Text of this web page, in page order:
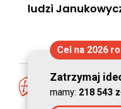
ludzi
Cel na 2026
Zatrzymaj
mamy: 218 543